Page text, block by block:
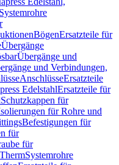
BögenErsatzteile für
Übergänge
Übergänge und
und Verbindungen,
AnschlüsseErsatzteile
EdelstahlErsatzteile für
Schutzkappen für
für Rohre und
Befestigungen für
für
für
Systemrohre